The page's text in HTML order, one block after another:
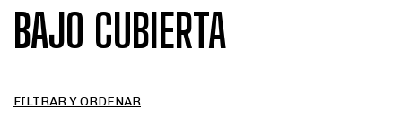
BAJO CUBIERTA
FILTRAR Y ORDENAR